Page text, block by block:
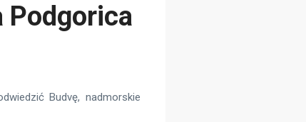
Podgorica
Budvę, nadmorskie